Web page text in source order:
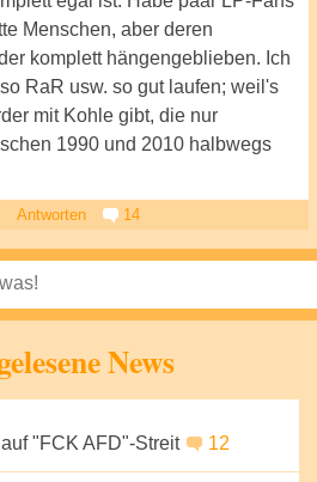
Menschen, aber deren
komplett hängengeblieben. Ich
RaR usw. so gut laufen; weil's
mit Kohle gibt, die nur
1990 und 2010 halbwegs
Antworten 14
News
"FCK AFD"-Streit
12